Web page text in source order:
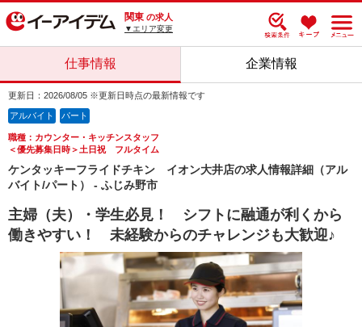
関東 の求人
▼エリア変更
仕事情報 企業情報
更新日：2026/08/05 ※更新日時点の最新情報です
アルバイト パート
職種：カウンター・キッチンスタッフ
＜優先募集日時＞土日祝 フルタイム
ケンタッキーフライドチキン イオン大井店の求人情報詳細（アル
バイト/パート） - ふじみ野市
主婦（夫）・学生必見！ シフトに融通が利くから
働きやすい！ 未経験からのチャレンジも大歓迎♪